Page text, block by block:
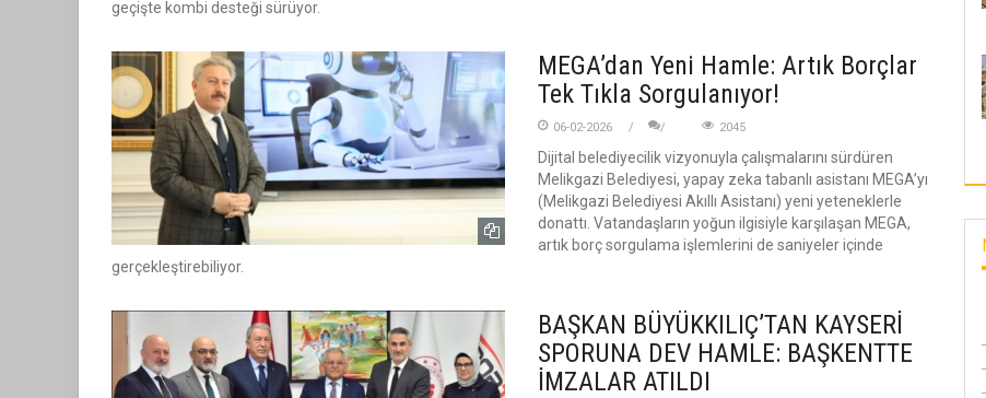
geçişte kombi desteği sürüyor.
MEGA’dan Yeni Hamle: Artık Borçlar
Tek Tıkla Sorgulanıyor!
06-02-2026 2045
Dijital belediyecilik vizyonuyla çalışmalarını sürdüren
Melikgazi Belediyesi, yapay zeka tabanlı asistanı MEGA’yı
(Melikgazi Belediyesi Akıllı Asistanı) yeni yeteneklerle
donattı. Vatandaşların yoğun ilgisiyle karşılaşan MEGA,
artık borç sorgulama işlemlerini de saniyeler içinde
gerçekleştirebiliyor.
BAŞKAN BÜYÜKKILIÇ’TAN KAYSERİ
SPORUNA DEV HAMLE: BAŞKENTTE
İMZALAR ATILDI